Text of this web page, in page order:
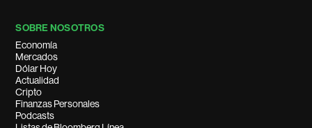
SOBRE NOSOTROS
Economía
Mercados
Dólar Hoy
Actualidad
Cripto
Finanzas Personales
Podcasts